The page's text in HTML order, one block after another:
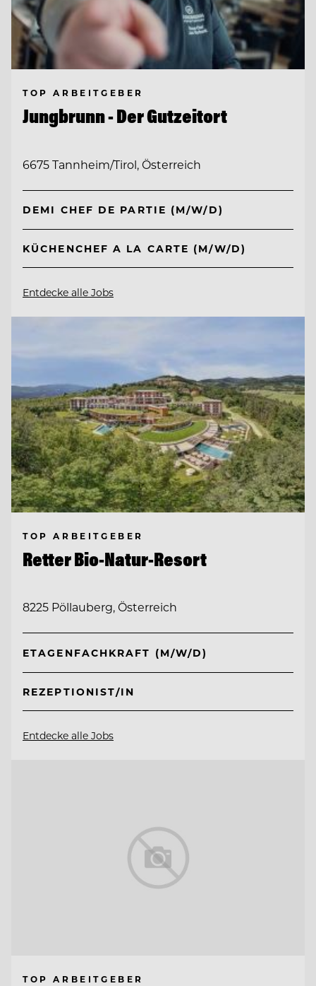
TOP ARBEITGEBER
Jungbrunn - Der Gutzeitort
6675 Tannheim/Tirol, Österreich
DEMI CHEF DE PARTIE (M/W/D)
KÜCHENCHEF A LA CARTE (M/W/D)
Entdecke alle Jobs
TOP ARBEITGEBER
Retter Bio-Natur-Resort
8225 Pöllauberg, Österreich
ETAGENFACHKRAFT (M/W/D)
REZEPTIONIST/IN
Entdecke alle Jobs
TOP ARBEITGEBER